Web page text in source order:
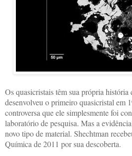
Os quasicristais têm sua própria
desenvolveu o primeiro quasicristal em
controversa que ele simplesmente foi
laboratório de pesquisa. Mas a
novo tipo de material. Shechtman
Química de 2011 por sua descoberta.